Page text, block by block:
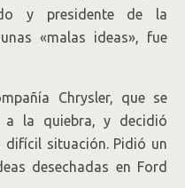
y presidente de la
«malas ideas», fue
Chrysler, que se
a la quiebra, y decidió
situación. Pidió un
desechadas en Ford